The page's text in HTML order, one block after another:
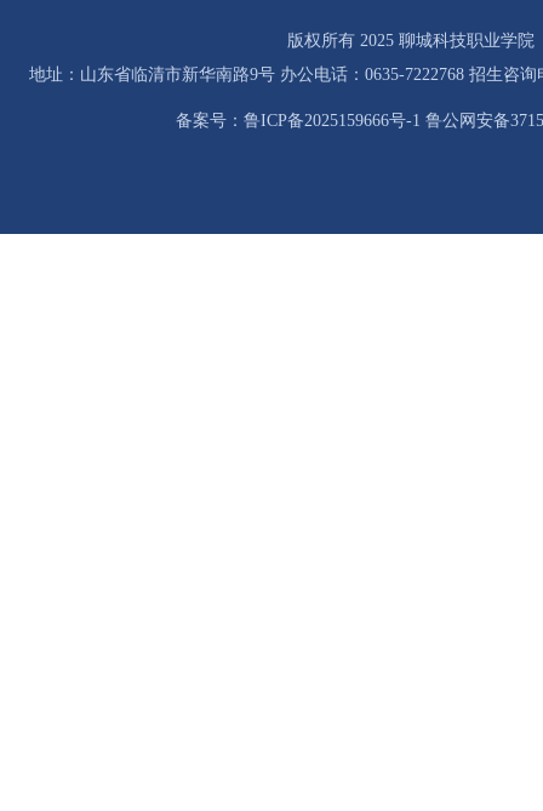
版权所有 2025 聊城科技职业学院
地址：山东省临清市新华南路9号 办公电话：0635-7222768 招生咨询
备案号：鲁ICP备2025159666号-1 鲁公网安备